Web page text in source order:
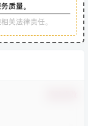
质量。
关法律责任。